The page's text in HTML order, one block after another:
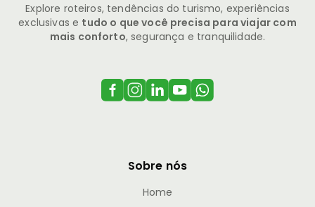
Explore roteiros, tendências do turismo, experiências
exclusivas e tudo o que você precisa para viajar com
mais conforto, segurança e tranquilidade.
Sobre nós
Home